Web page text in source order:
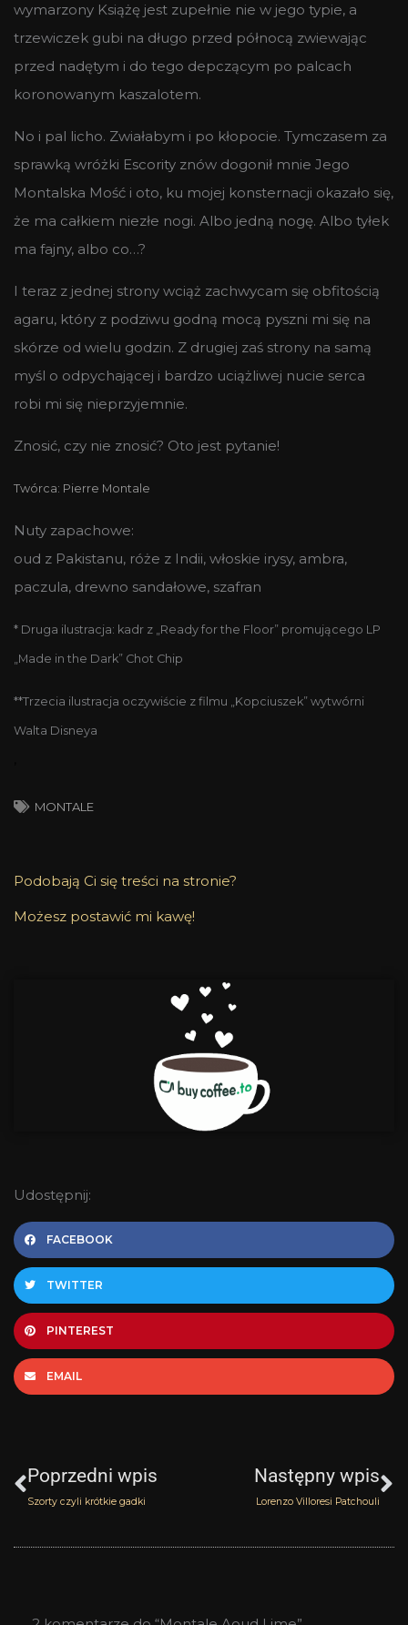
wymarzony Książę jest zupełnie nie w jego typie, a
trzewiczek gubi na długo przed północą zwiewając
przed nadętym i do tego depczącym po palcach
koronowanym kaszalotem.
No i pal licho. Zwiałabym i po kłopocie. Tymczasem za
sprawką wróżki Escority znów dogonił mnie Jego
Montalska Mość i oto, ku mojej konsternacji okazało się,
że ma całkiem niezłe nogi. Albo jedną nogę. Albo tyłek
ma fajny, albo co…?
I teraz z jednej strony wciąż zachwycam się obfitością
agaru, który z podziwu godną mocą pyszni mi się na
skórze od wielu godzin. Z drugiej zaś strony na samą
myśl o odpychającej i bardzo uciążliwej nucie serca
robi mi się nieprzyjemnie.
Znosić, czy nie znosić? Oto jest pytanie!
Twórca: Pierre Montale
Nuty zapachowe:
oud z Pakistanu, róże z Indii, włoskie irysy, ambra,
paczula, drewno sandałowe, szafran
* Druga ilustracja: kadr z „Ready for the Floor” promującego LP
„Made in the Dark” Chot Chip
**Trzecia ilustracja oczywiście z filmu „Kopciuszek” wytwórni
Walta Disneya
MONTALE
Podobają Ci się treści na stronie?
Możesz postawić mi kawę!
Udostępnij:
FACEBOOK
TWITTER
PINTEREST
EMAIL
Poprzedni wpis
Szorty czyli krótkie gadki
Następny wpis
Lorenzo Villoresi Patchouli